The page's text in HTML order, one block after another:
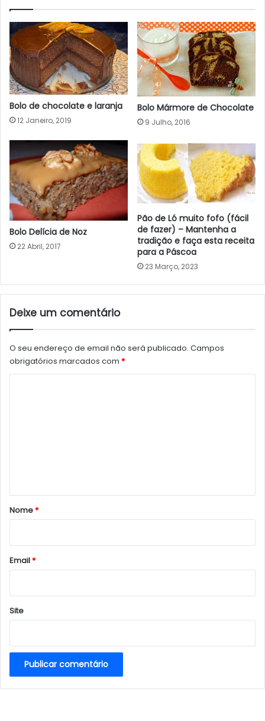
Bolo de chocolate e laranja
12 Janeiro, 2019
Bolo Mármore de Chocolate
9 Julho, 2016
Bolo Delícia de Noz
22 Abril, 2017
Pão de Ló muito fofo (fácil
de fazer) – Mantenha a
tradição e faça esta receita
para a Páscoa
23 Março, 2023
Deixe um comentário
O seu endereço de email não será publicado. Campos
obrigatórios marcados com *
r
*
Nome*
Email*
Site